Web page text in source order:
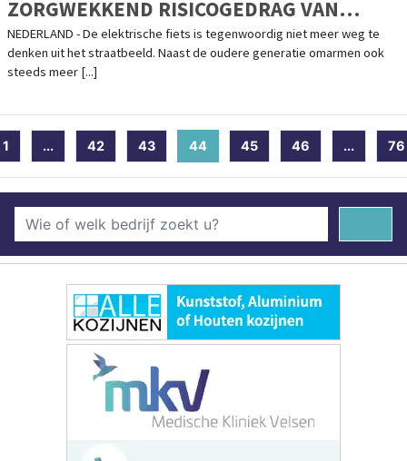
ZORGWEKKEND RISICOGEDRAG VAN
JONGEREN OP ELEKTRISCHE FIETS
NEDERLAND - De elektrische fiets is tegenwoordig niet meer weg te
denken uit het straatbeeld. Naast de oudere generatie omarmen ook
steeds meer [...]
1 ... 42 43 44 (current)
45 46 ... 76